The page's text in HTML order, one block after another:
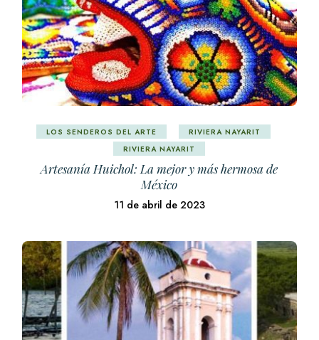
LOS SENDEROS DEL ARTE
RIVIERA NAYARIT
RIVIERA NAYARIT
Artesanía Huichol: La mejor y más hermosa de
México
11 de abril de 2023